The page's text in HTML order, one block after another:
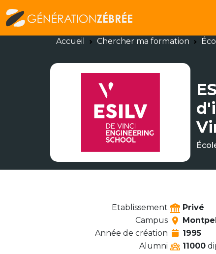
Accueil Chercher ma formation
Etablissement
Privé
Campus
Année de création
1995
Alumni
11000